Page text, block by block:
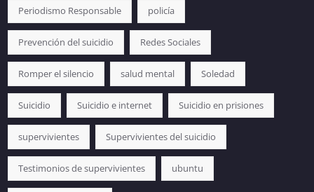
Periodismo Responsable policía
Prevención del suicidio Redes Sociales
Romper el silencio salud mental Soledad
Suicidio Suicidio e internet Suicidio en prisiones
supervivientes Supervivientes del suicidio
Testimonios de supervivientes ubuntu